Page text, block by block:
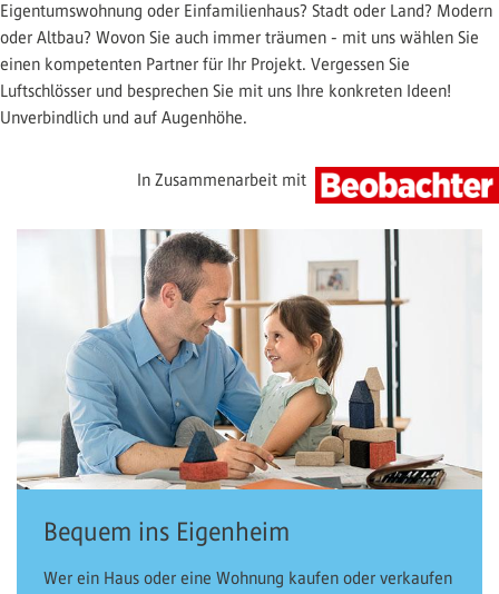
Eigentumswohnung oder Einfamilienhaus? Stadt oder Land? Modern
oder Altbau? Wovon Sie auch immer träumen - mit uns wählen Sie
einen kompetenten Partner für Ihr Projekt. Vergessen Sie
Luftschlösser und besprechen Sie mit uns Ihre konkreten Ideen!
Unverbindlich und auf Augenhöhe.
In Zusammenarbeit mit
Bequem ins Eigenheim
Wer ein Haus oder eine Wohnung kaufen oder verkaufen